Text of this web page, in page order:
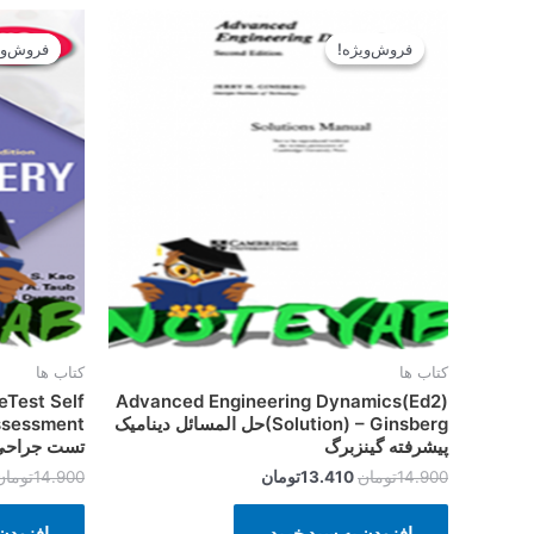
فروش‌ویژه!
فروش‌ویژه!
کتاب ها
Advanced Engineering Dynamics(Ed2)
(Solution) – Ginsbergحل المسائل دینامیک
پیشرفته گینزبرگ
14.900تومان
اصلی
14.900تومان
13.410تومان
قیمت
فعلی
کتاب ها
Self
تست
14.900